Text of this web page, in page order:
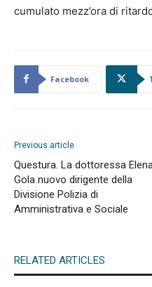
cumulato mezz’ora di
Facebook
Previous article
Questura. La dottoressa
Gola nuovo dirigente della
Divisione Polizia di
Amministrativa e Sociale
RELATED ARTICLES